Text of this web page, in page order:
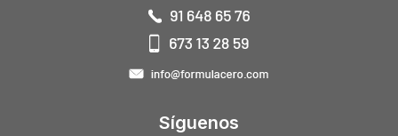
Síguenos